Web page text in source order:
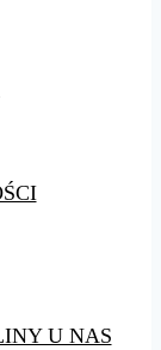
U NAS